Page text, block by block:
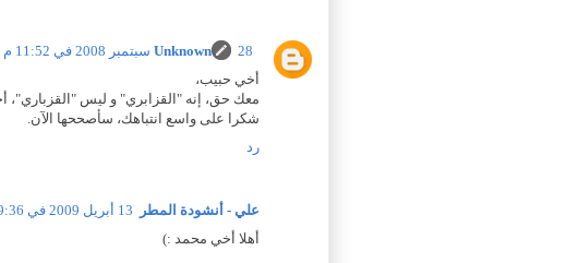
Unknown
28 سبتمبر 2008 في 11:52 م
أخي حبيب،
معك حق، إنه "القزابري" و ليس "القزباري"،
شكرا على واسع انتباهك، سأصححها الآن.
رد
علي - أنشودة المطر
13 أبريل 2009 في 9:36 ص
أهلا أخي محمد :)